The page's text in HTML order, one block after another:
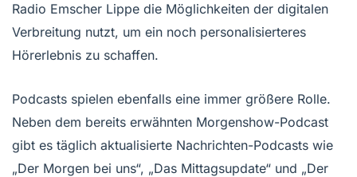
Radio Emscher Lippe die Möglichkeiten der digitalen
Verbreitung nutzt, um ein noch personalisierteres
Hörerlebnis zu schaffen.
Podcasts spielen ebenfalls eine immer größere Rolle.
Neben dem bereits erwähnten Morgenshow-Podcast
gibt es täglich aktualisierte Nachrichten-Podcasts wie
„Der Morgen bei uns“, „Das Mittagsupdate“ und „Der